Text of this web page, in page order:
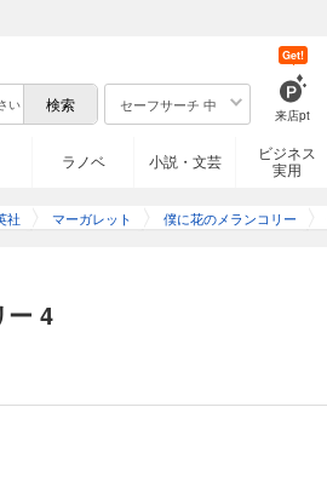
セーフサーチ 中
来店pt
Get!
ラノベ 小説・文芸
ビジネス
実用
社 マーガレット 僕に花のメランコリー
ー 4